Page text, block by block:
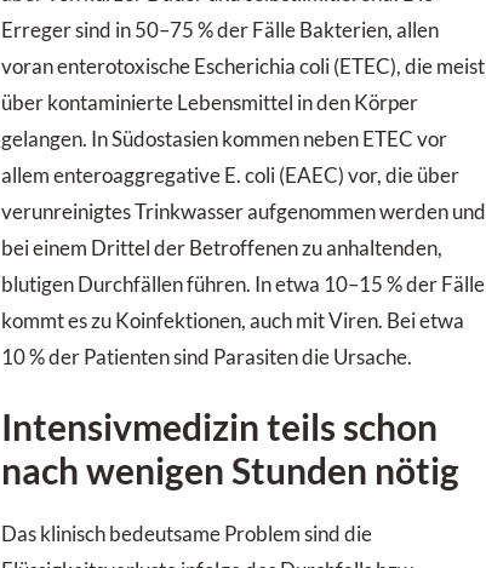
Erreger sind in 50–75 % der Fälle Bakterien, allen
voran enterotoxische Escherichia coli (ETEC), die meist
über kontaminierte Lebensmittel in den Körper
gelangen. In Südostasien kommen neben ETEC vor
allem enteroaggregative E. coli (EAEC) vor, die über
verunreinigtes Trinkwasser aufgenommen werden und
bei einem Drittel der Betroffenen zu anhaltenden,
blutigen Durchfällen führen. In etwa 10–15 % der Fälle
kommt es zu Koinfektionen, auch mit Viren. Bei etwa
10 % der Patienten sind Parasiten die Ursache.
Intensivmedizin teils schon
nach wenigen Stunden nötig
Das klinisch bedeutsame Problem sind die